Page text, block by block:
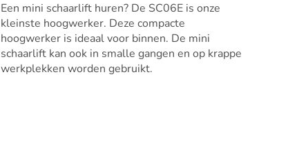
Een mini schaarlift huren? De SC06E is onze
kleinste hoogwerker. Deze compacte
hoogwerker is ideaal voor binnen. De mini
schaarlift kan ook in smalle gangen en op krappe
werkplekken worden gebruikt.